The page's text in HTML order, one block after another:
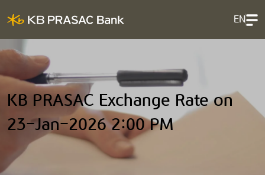
EN
KB PRASAC Exchange Rate on
23-Jan-2026 2:00 PM